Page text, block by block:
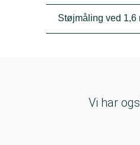
Støjmåling ved 1,6
Vi har